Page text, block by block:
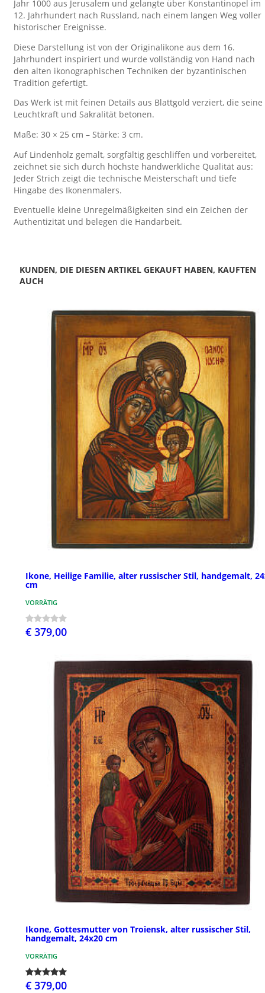
Jahr 1000 aus Jerusalem und gelangte über Konstantinopel im
12. Jahrhundert nach Russland, nach einem langen Weg voller
historischer Ereignisse.
Diese Darstellung ist von der Originalikone aus dem 16.
Jahrhundert inspiriert und wurde vollständig von Hand nach
den alten ikonographischen Techniken der byzantinischen
Tradition gefertigt.
Das Werk ist mit feinen Details aus Blattgold verziert, die seine
Leuchtkraft und Sakralität betonen.
Maße: 30 × 25 cm – Stärke: 3 cm.
Auf Lindenholz gemalt, sorgfältig geschliffen und vorbereitet,
zeichnet sie sich durch höchste handwerkliche Qualität aus:
Jeder Strich zeigt die technische Meisterschaft und tiefe
Hingabe des Ikonenmalers.
Eventuelle kleine Unregelmäßigkeiten sind ein Zeichen der
Authentizität und belegen die Handarbeit.
KUNDEN, DIE DIESEN ARTIKEL GEKAUFT HABEN, KAUFTEN
AUCH
Ikone, Heilige Familie, alter russischer Stil, handgemalt,
cm
VORRÄTIG
€ 379,00
Ikone, Gottesmutter von Troiensk, alter russischer Stil,
handgemalt, 24x20 cm
VORRÄTIG
€ 379,00